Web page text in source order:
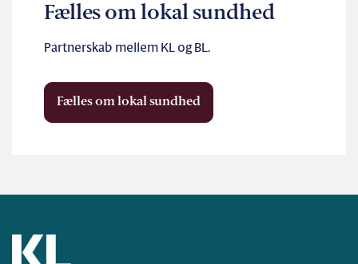
Fælles om lokal sundhed
Partnerskab mellem KL og BL.
Fælles om lokal sundhed